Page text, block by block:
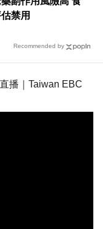
禁用
Recommended by
播｜Taiwan EBC